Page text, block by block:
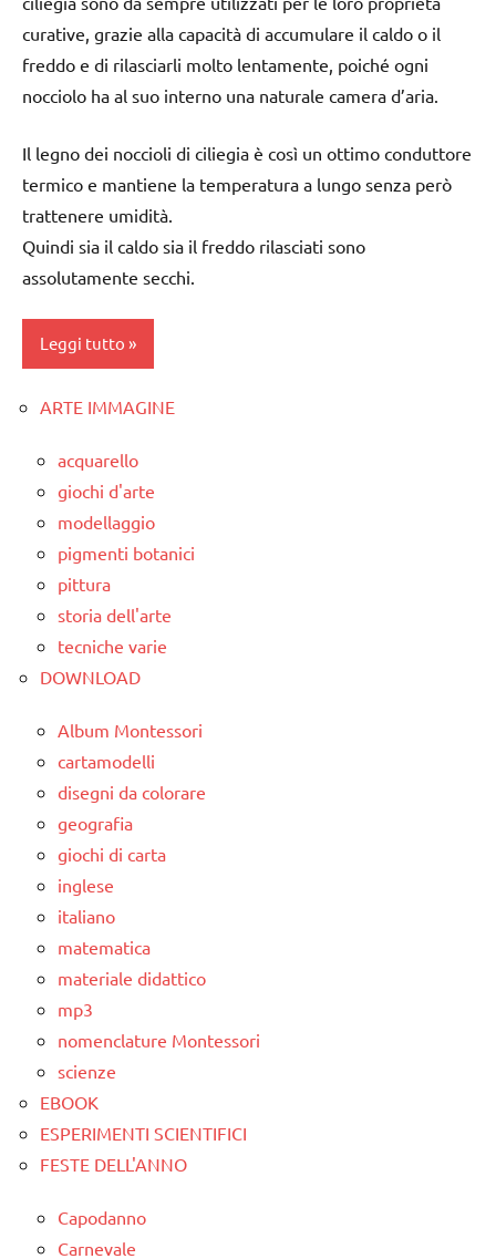
poesie e
filastrocche
e
cucito
TUTORIAL
TUTTI GLI
ARGOMENTI
TUTTI GLI
anni
natalizie
DOWNLOAD
FESTE
DELL'ANNO
LAVORETTI
TUTORIAL
TUTTI GLI
ARGOMENTI
PER ETA'
TUTTI GLI
ARTICOLI
a 3
anni
dai
3 ai
anni
taglio
e
cucito
TUTTI GLI
ARGOMENTI
ARTICOLI
curative, grazie alla capacità di accumulare il caldo o il
freddo e di rilasciarli molto lentamente, poiché ogni
nocciolo ha al suo interno una naturale camera d’aria.
Il legno dei noccioli di ciliegia è così un ottimo conduttore
termico e mantiene la temperatura a lungo senza però
trattenere umidità.
Quindi sia il caldo sia il freddo rilasciati sono
assolutamente secchi.
Leggi tutto
classi
anni
3 ai
6
anni
TUTORIAL
TUTTI GLI
ARGOMENTI
PER ETA'
TUTTI GLI
ARTICOLI
ARTE IMMAGINE
acquarello
giochi d'arte
modellaggio
pigmenti botanici
pittura
storia dell'arte
tecniche varie
DOWNLOAD
Album Montessori
cartamodelli
disegni da colorare
geografia
giochi di carta
inglese
italiano
matematica
materiale didattico
mp3
nomenclature Montessori
scienze
EBOOK
ESPERIMENTI SCIENTIFICI
FESTE DELL'ANNO
Capodanno
Carnevale